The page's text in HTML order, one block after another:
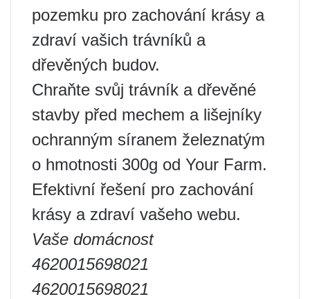
pozemku pro zachování krásy a
zdraví vašich trávníků a
dřevěných budov.
Chraňte svůj trávník a dřevěné
stavby před mechem a lišejníky
ochranným síranem železnatým
o hmotnosti 300g od Your Farm.
Efektivní řešení pro zachování
krásy a zdraví vašeho webu.
Vaše domácnost
4620015698021
4620015698021